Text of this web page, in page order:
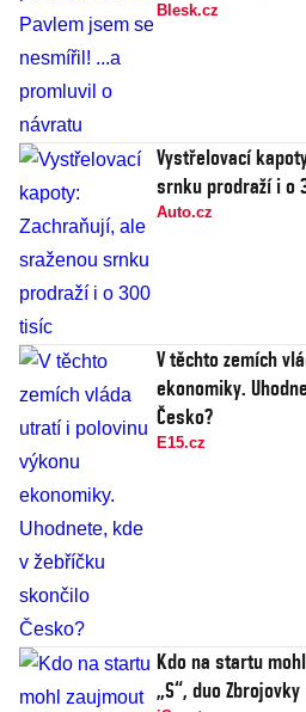
Blesk.cz
Vystřelovací
srnku prodraží i o
Auto.cz
V těchto zemích
ekonomiky.
Česko?
E15.cz
Kdo na startu
„S“, duo